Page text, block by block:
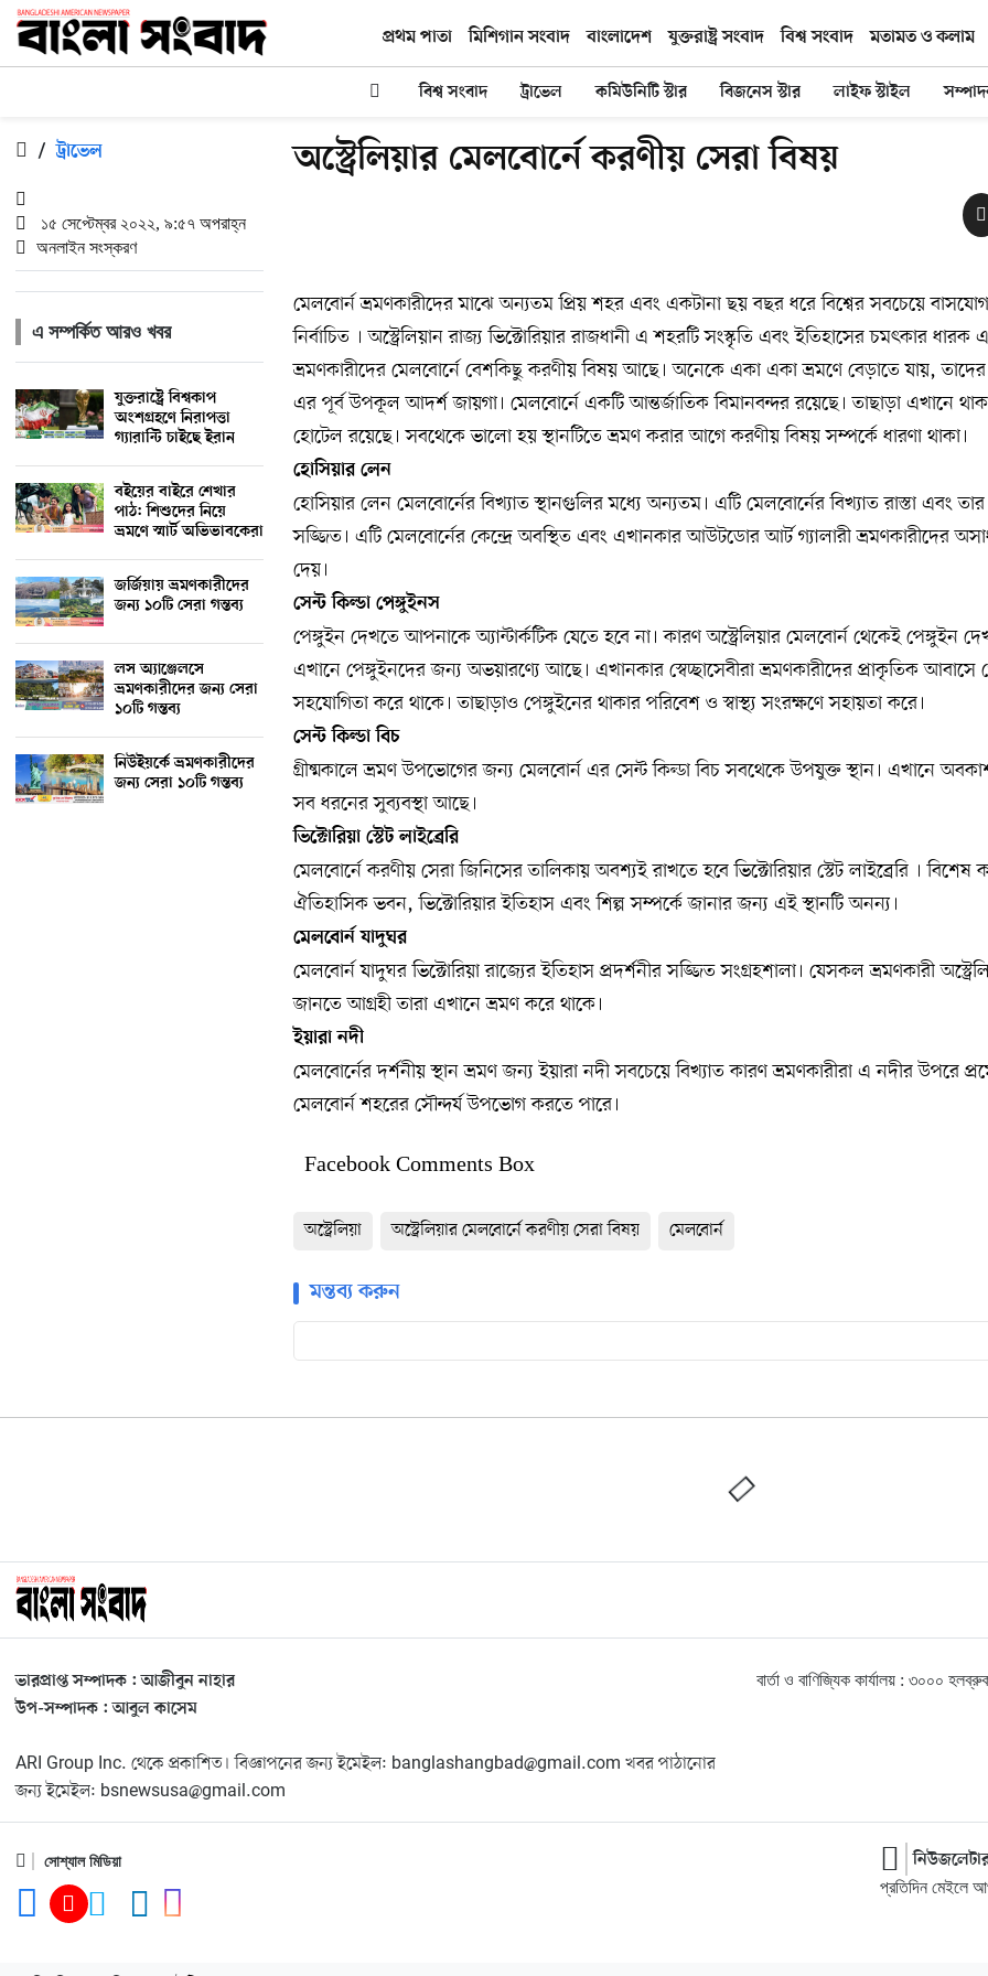
প্রথম পাতা মিশিগান সংবাদ বাংলাদেশ যুক্তরাষ্ট্র সংবাদ বিশ্ব সংবাদ মতামত ও কলাম
বিশ্ব সংবাদ ট্রাভেল কমিউনিটি স্টার বিজনেস স্টার লাইফ স্টাইল
/ ট্রাভেল
১৫ সেপ্টেম্বর ২০২২, ৯:৫৭ অপরাহ্ন
অনলাইন সংস্করণ
এ সম্পর্কিত আরও খবর
যুক্তরাষ্ট্রে বিশ্বকাপ
অংশগ্রহণে নিরাপত্তা
গ্যারান্টি চাইছে ইরান
বইয়ের বাইরে শেখার
পাঠ: শিশুদের নিয়ে
ভ্রমণে স্মার্ট অভিভাবকেরা
জর্জিয়ায় ভ্রমণকারীদের
জন্য ১০টি সেরা গন্তব্য
লস অ্যাঞ্জেলসে
ভ্রমণকারীদের জন্য সেরা
১০টি গন্তব্য
নিউইয়র্কে ভ্রমণকারীদের
জন্য সেরা ১০টি গন্তব্য
অস্ট্রেলিয়ার মেলবোর্নে করণীয় সেরা বিষয়
মেলবোর্ন ভ্রমণকারীদের মাঝে অন্যতম প্রিয় শহর এবং একটানা ছয় বছর ধরে বিশ্বের সবচেয়ে
নির্বাচিত । অস্ট্রেলিয়ান রাজ্য ভিক্টোরিয়ার রাজধানী এ শহরটি সংস্কৃতি এবং ইতিহাসের চমৎকার ধারক
ভ্রমণকারীদের মেলবোর্নে বেশকিছু করণীয় বিষয় আছে। অনেকে একা একা ভ্রমণে বেড়াতে যায়,
এর পূর্ব উপকূল আদর্শ জায়গা। মেলবোর্নে একটি আন্তর্জাতিক বিমানবন্দর রয়েছে। তাছাড়া এখানে
হোটেল রয়েছে। সবথেকে ভালো হয় স্থানটিতে ভ্রমণ করার আগে করণীয় বিষয় সম্পর্কে ধারণা থাকা।
হোসিয়ার লেন
হোসিয়ার লেন মেলবোর্নের বিখ্যাত স্থানগুলির মধ্যে অন্যতম। এটি মেলবোর্নের বিখ্যাত রাস্তা এবং তার
সজ্জিত। এটি মেলবোর্নের কেন্দ্রে অবস্থিত এবং এখানকার আউটডোর আর্ট গ্যালারী ভ্রমণকারীদের
দেয়।
সেন্ট কিল্ডা পেঙ্গুইনস
পেঙ্গুইন দেখতে আপনাকে অ্যান্টার্কটিক যেতে হবে না। কারণ অস্ট্রেলিয়ার মেলবোর্ন থেকেই পেঙ্গুইন
এখানে পেঙ্গুইনদের জন্য অভয়ারণ্যে আছে। এখানকার স্বেচ্ছাসেবীরা ভ্রমণকারীদের প্রাকৃতিক আবাসে
সহযোগিতা করে থাকে। তাছাড়াও পেঙ্গুইনের থাকার পরিবেশ ও স্বাস্থ্য সংরক্ষণে সহায়তা করে।
সেন্ট কিল্ডা বিচ
গ্রীষ্মকালে ভ্রমণ উপভোগের জন্য মেলবোর্ন এর সেন্ট কিল্ডা বিচ সবথেকে উপযুক্ত স্থান। এখানে
সব ধরনের সুব্যবস্থা আছে।
ভিক্টোরিয়া স্টেট লাইব্রেরি
মেলবোর্নে করণীয় সেরা জিনিসের তালিকায় অবশ্যই রাখতে হবে ভিক্টোরিয়ার স্টেট লাইব্রেরি । বিশেষ
ঐতিহাসিক ভবন, ভিক্টোরিয়ার ইতিহাস এবং শিল্প সম্পর্কে জানার জন্য এই স্থানটি অনন্য।
মেলবোর্ন যাদুঘর
মেলবোর্ন যাদুঘর ভিক্টোরিয়া রাজ্যের ইতিহাস প্রদর্শনীর সজ্জিত সংগ্রহশালা। যেসকল ভ্রমণকারী
জানতে আগ্রহী তারা এখানে ভ্রমণ করে থাকে।
ইয়ারা নদী
মেলবোর্নের দর্শনীয় স্থান ভ্রমণ জন্য ইয়ারা নদী সবচেয়ে বিখ্যাত কারণ ভ্রমণকারীরা এ নদীর উপরে
মেলবোর্ন শহরের সৌন্দর্য উপভোগ করতে পারে।
Facebook Comments Box
অস্ট্রেলিয়া অস্ট্রেলিয়ার মেলবোর্নে করণীয় সেরা বিষয় মেলবোর্ন
মন্তব্য করুন
ভারপ্রাপ্ত সম্পাদক : আজীবুন নাহার
উপ-সম্পাদক : আবুল কাসেম
ARI Group Inc. থেকে প্রকাশিত। বিজ্ঞাপনের জন্য ইমেইল: banglashangbad@gmail.com খবর পাঠানোর
জন্য ইমেইল: bsnewsusa@gmail.com
বার্তা ও বাণিজ্যিক কার্যালয় : ৩০০০
সোশ্যাল মিডিয়া
প্রতিদিন মেইলে